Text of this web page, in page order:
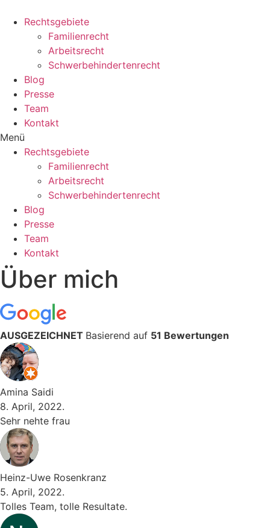
Inhalt
wechseln
Rechtsgebiete
Familienrecht
Arbeitsrecht
Schwerbehindertenrecht
Blog
Presse
Team
Kontakt
Menü
Rechtsgebiete
Familienrecht
Arbeitsrecht
Schwerbehindertenrecht
Blog
Presse
Team
Kontakt
Über mich
AUSGEZEICHNET Basierend auf 51 Bewertungen
Amina Saidi
8. April, 2022.
Sehr nehte frau
Heinz-Uwe Rosenkranz
5. April, 2022.
Tolles Team, tolle Resultate.